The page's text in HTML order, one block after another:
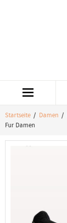
Startseite / Damen /
Fur Damen